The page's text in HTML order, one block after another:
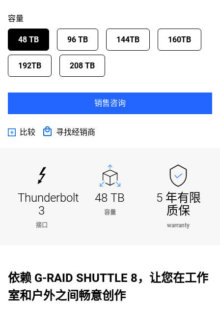
容量
48 TB 96 TB 144TB 160TB
192TB 208 TB
销售咨询
比较 寻找经销商
Thunderbolt
3
接口
48 TB
容量
5 年有限
质保
warranty
依赖 G-RAID SHUTTLE 8，让您在工作
室和户外之间畅意创作